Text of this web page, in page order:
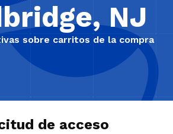
NJ
sobre carritos de la compra
de acceso